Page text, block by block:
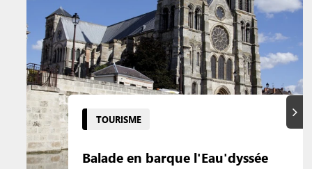
TOURISME
Balade en barque l'Eau'dyssée